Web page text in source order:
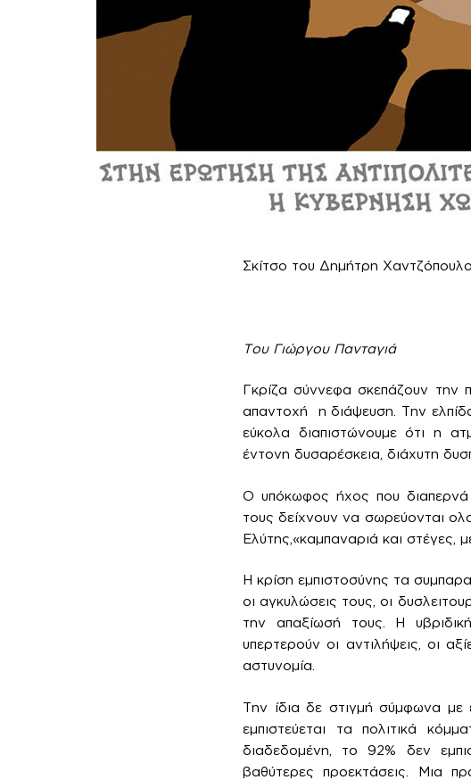
Σκίτσο του Δημήτρη
Του Γιώργου Πανταγιά
Γκρίζα σύννεφα σκεπάζουν την
απαντοχή η διάψευση. Την
εύκολα διαπιστώνουμε ότι η
έντονη δυσαρέσκεια, διάχυτη
Ο υπόκωφος ήχος που διαπερνά
τους δείχνουν να σωρεύονται
Ελύτης,«καμπαναριά και στέγες,
Η κρίση εμπιστοσύνης τα
οι αγκυλώσεις τους, οι
την απαξίωσή τους. Η
υπερτερούν οι αντιλήψεις, οι
αστυνομία.
Την ίδια δε στιγμή σύμφωνα με
εμπιστεύεται τα πολιτικά
διαδεδομένη, το 92% δεν
βαθύτερες προεκτάσεις. Μια